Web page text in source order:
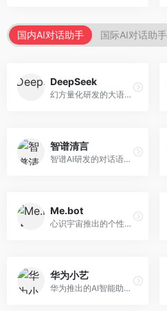
国内AI对话助手 国际AI对话助手
DeepSeek
幻方量化研发的大语言模型平台，专注于深度推理和代码生成能力。面向开发者、研究人员和技术爱好者，提供强大的逻辑推理和数学计算功能，开源生态完善，API接口友好。
智谱清言
智谱AI研发的对话语言模型，支持中英双语交互。面向中文用户和开发者，提供知识问答、代码编写、文档解读等服务，开源生态完善，学术研究背景深厚。
Me.bot
心识宇宙推出的个性化AI伴侣，专注于情感交互和个人助理服务。面向个人用户，支持日程管理、情感陪伴、知识问答等功能，交互体验人性化。
华为小艺
华为推出的AI智能助手网页端，深度整合鸿蒙生态和华为云服务。面向华为设备用户，支持语音交互、智能问答、设备控制等功能，与华为硬件生态无缝衔接。